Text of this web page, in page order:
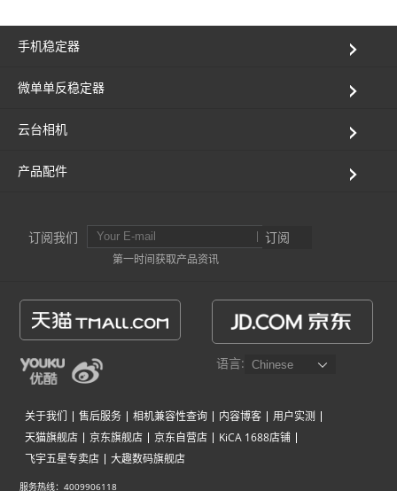
手机稳定器
微单单反稳定器
云台相机
产品配件
订阅我们 订阅
第一时间获取产品资讯
语言:
关于我们 售后服务 相机兼容性查询 内容博客
用户实测
天猫旗舰店
京东旗舰店 京东自营店
KiCA 1688店铺
飞宇五星专卖店
大趣数码旗舰店
服务热线：4009906118